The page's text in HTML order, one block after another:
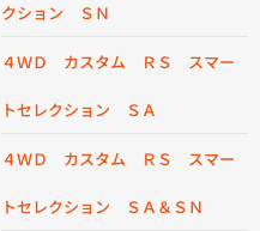
クション ＳＮ
４ＷＤ カスタム ＲＳ スマー
トセレクション ＳＡ
４ＷＤ カスタム ＲＳ スマー
トセレクション ＳＡ＆ＳＮ